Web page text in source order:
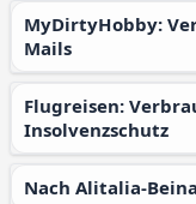
MyDirtyHobby: Verbraucherzentrale warnt vor E-
Mails
Flugreisen: Verbraucherzentrale fordert
Insolvenzschutz
Nach Alitalia-